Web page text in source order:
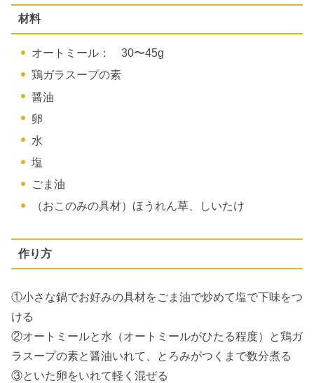
材料
オートミール： 30〜45g
鶏ガラスープの素
醤油
卵
水
塩
ごま油
（おこのみの具材）ほうれん草、しいたけ
作り方
①小さな鍋でお好みの具材をごま油で炒めて塩で下味をつ
ける
②オートミールと水（オートミールがひたる程度）と鶏ガ
ラスープの素と醤油いれて、とろみがつくまで数分煮る
③といた卵をいれて軽く混ぜる